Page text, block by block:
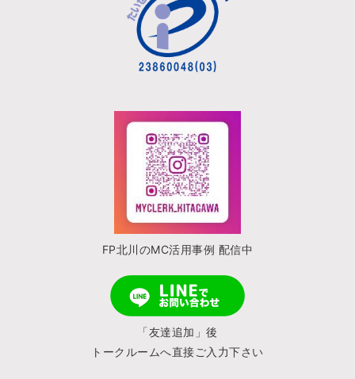
FP北川のMC活用事例 配信中
「友達追加」後
トークルームへ直接ご入力下さい